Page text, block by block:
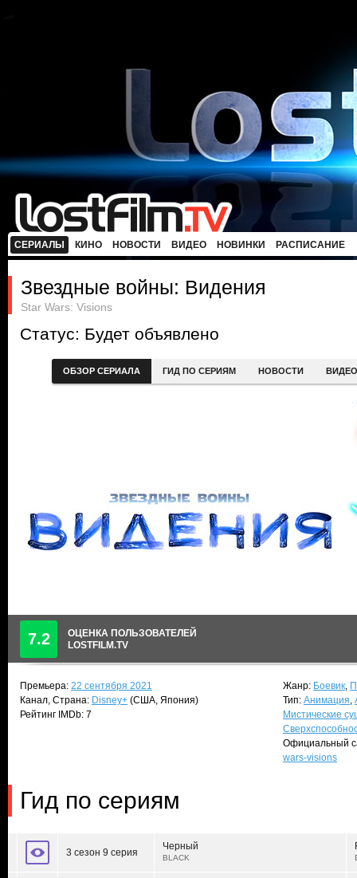
СЕРИАЛЫ КИНО НОВОСТИ ВИДЕО НОВИНКИ РАСПИСАНИЕ
Звездные войны: Видения
Star Wars: Visions
Статус: Будет объявлено
ОБЗОР СЕРИАЛА ГИД ПО СЕРИЯМ НОВОСТИ ВИДЕО
7.2
ОЦЕНКА ПОЛЬЗОВАТЕЛЕЙ
LOSTFILM.TV
Премьера: 22 сентября 2021
Канал, Страна: Disney+ (США, Япония)
Рейтинг IMDb: 7
Жанр: Боевик,
Тип: Анимация,
Мистические
Официальный
wars-visions
Гид по сериям
3 сезон 9 серия
Черный
BLACK